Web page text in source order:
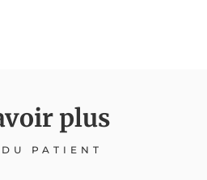
plus
PATIENT